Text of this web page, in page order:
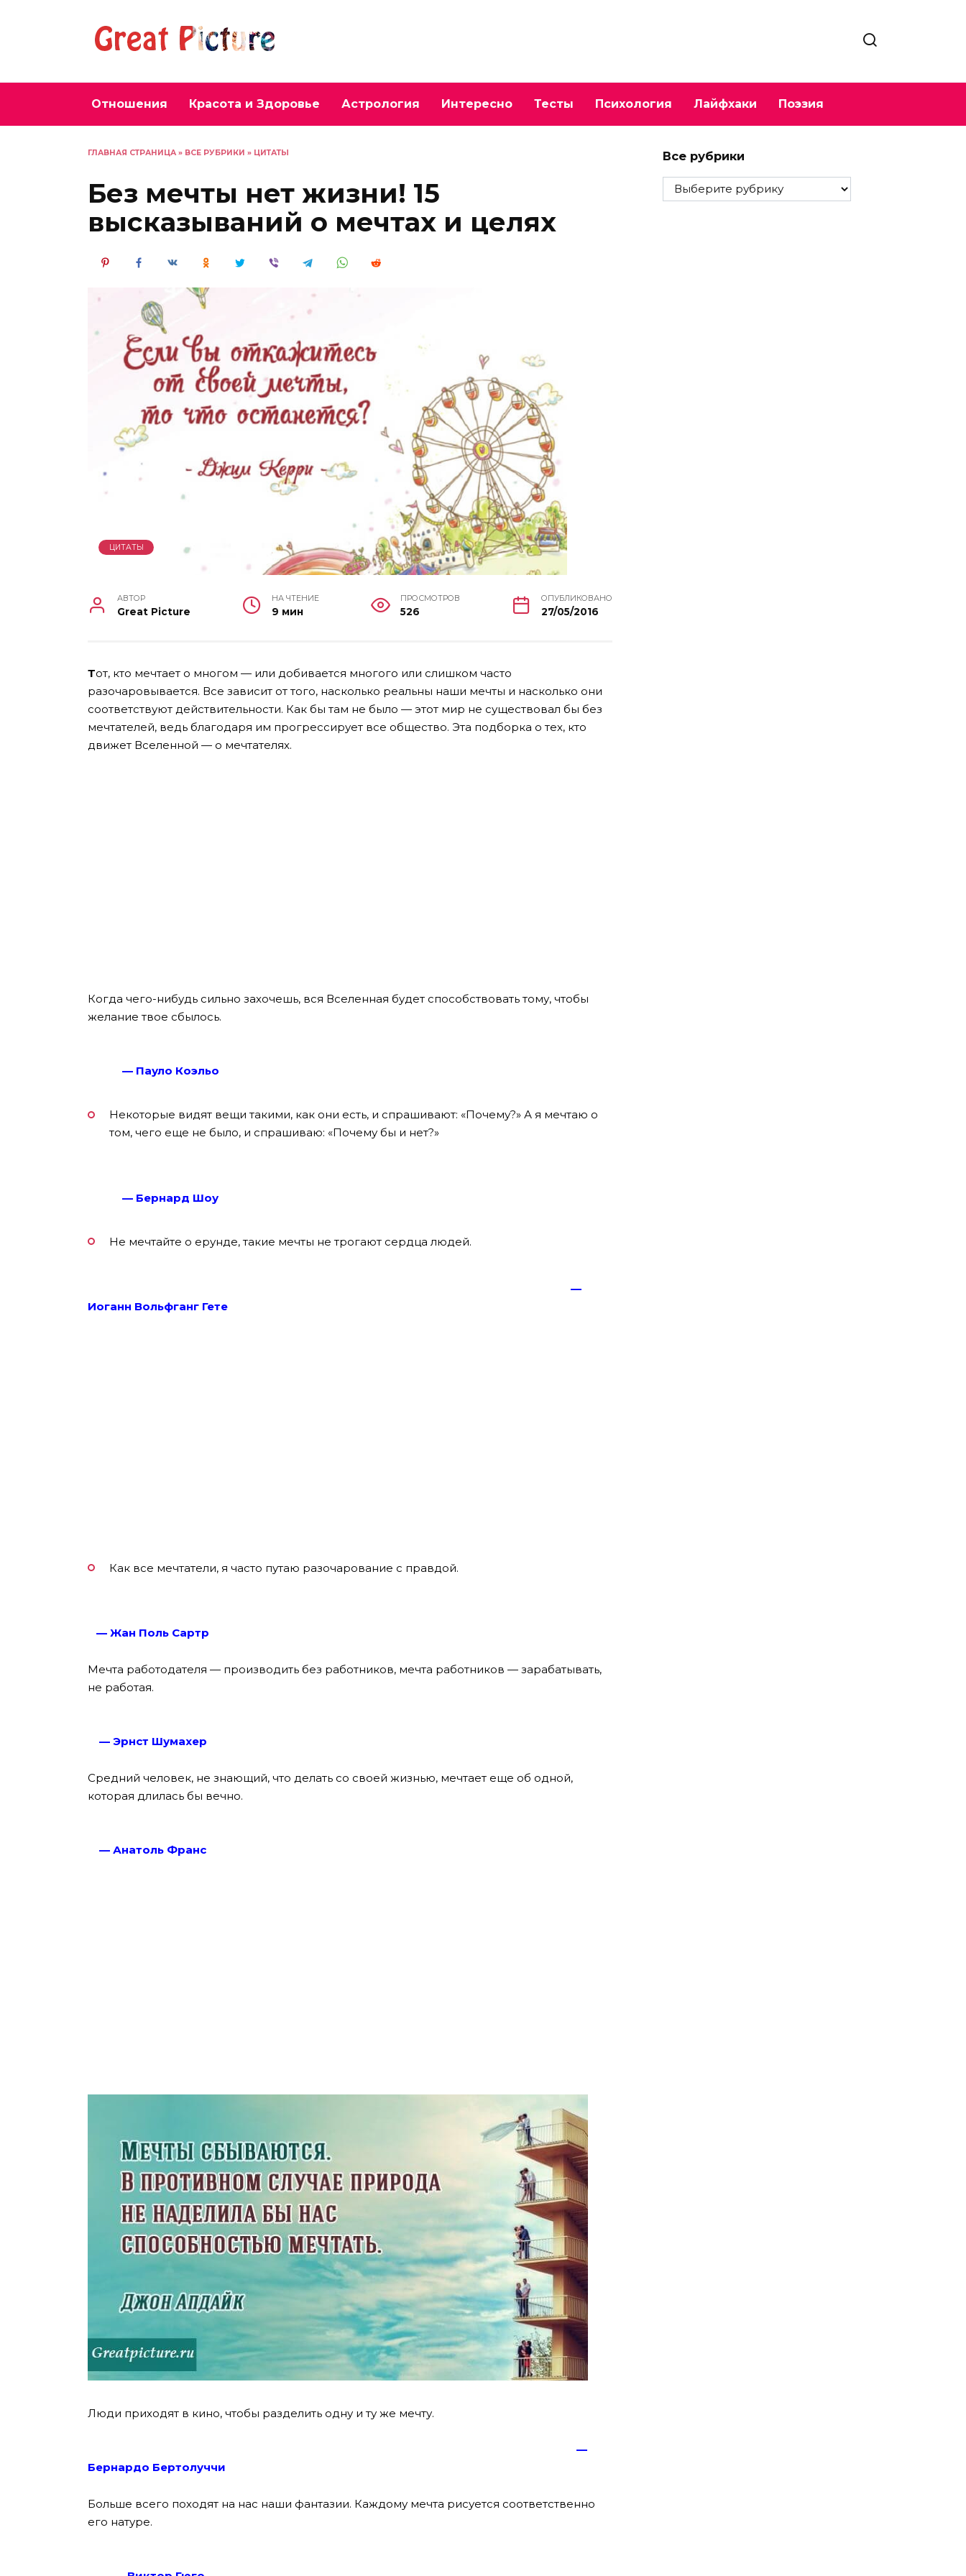
Отношения Красота и Здоровье Астрология Интересно Тесты Психология Лайфхаки Поэзия
ГЛАВНАЯ СТРАНИЦА » ВСЕ РУБРИКИ » ЦИТАТЫ
Без мечты нет жизни! 15
высказываний о мечтах и целях
ЦИТАТЫ
АВТОР
Great Picture
НА ЧТЕНИЕ
9 мин
ПРОСМОТРОВ
526
ОПУБЛИКОВАНО
27/05/2016
Тот, кто мечтает о многом — или добивается многого или слишком часто
разочаровывается. Все зависит от того, насколько реальны наши мечты и насколько они
соответствуют действительности. Как бы там не было — этот мир не существовал бы без
мечтателей, ведь благодаря им прогрессирует все общество. Эта подборка о тех, кто
движет Вселенной — о мечтателях.
Когда чего-нибудь сильно захочешь, вся Вселенная будет способствовать тому, чтобы
желание твое сбылось.
— Пауло Коэльо
Некоторые видят вещи такими, как они есть, и спрашивают: «Почему?» А я мечтаю о
том, чего еще не было, и спрашиваю: «Почему бы и нет?»
— Бернард Шоу
Не мечтайте о ерунде, такие мечты не трогают сердца людей.
—
Иоганн Вольфганг Гете
Как все мечтатели, я часто путаю разочарование с правдой.
— Жан Поль Сартр
Мечта работодателя — производить без работников, мечта работников — зарабатывать,
не работая.
— Эрнст Шумахер
Средний человек, не знающий, что делать со своей жизнью, мечтает еще об одной,
которая длилась бы вечно.
— Анатоль Франс
Люди приходят в кино, чтобы разделить одну и ту же мечту.
—
Бернардо Бертолуччи
Больше всего походят на нас наши фантазии. Каждому мечта рисуется соответственно
его натуре.
Все рубрики
Все
рубрики